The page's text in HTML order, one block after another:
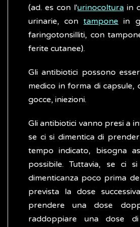
(ad. es con l'urinocoltura in
urinarie, contampone in
faringotonsilliti, con
ferite cutanee).
Gli antibiotici possono
medico in forma di capsule,
gocce, iniezioni.
Gli antibiotici vanno presi a
se ci si dimentica di
tempo indicato, bisogna
possibile. Tuttavia, se ci
dimenticanza poco prima
prevista la dose
prendere una dose
raddoppiare una dose